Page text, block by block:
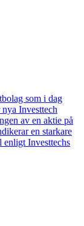
som i dag
Investtech
av en aktie på
en starkare
enligt Investtechs